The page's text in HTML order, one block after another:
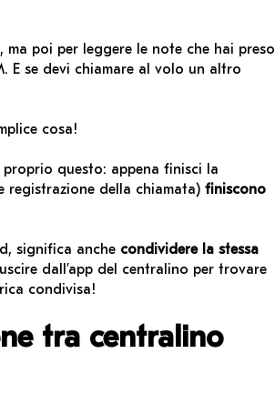
poi per leggere le note che hai preso
E se devi chiamare al volo un altro
cosa!
questo: appena finisci la
registrazione della chiamata) finiscono
significa anche condividere la stessa
dall’app del centralino per trovare
condivisa!
tra centralino